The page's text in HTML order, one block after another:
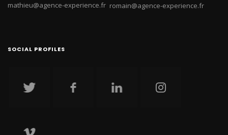
mathieu@agence-experience.fr romain@agence-experience.fr
SOCIAL PROFILES